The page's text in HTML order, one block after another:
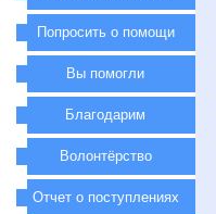
Попросить о помощи
Вы помогли
Благодарим
Волонтёрство
Отчет о поступлениях